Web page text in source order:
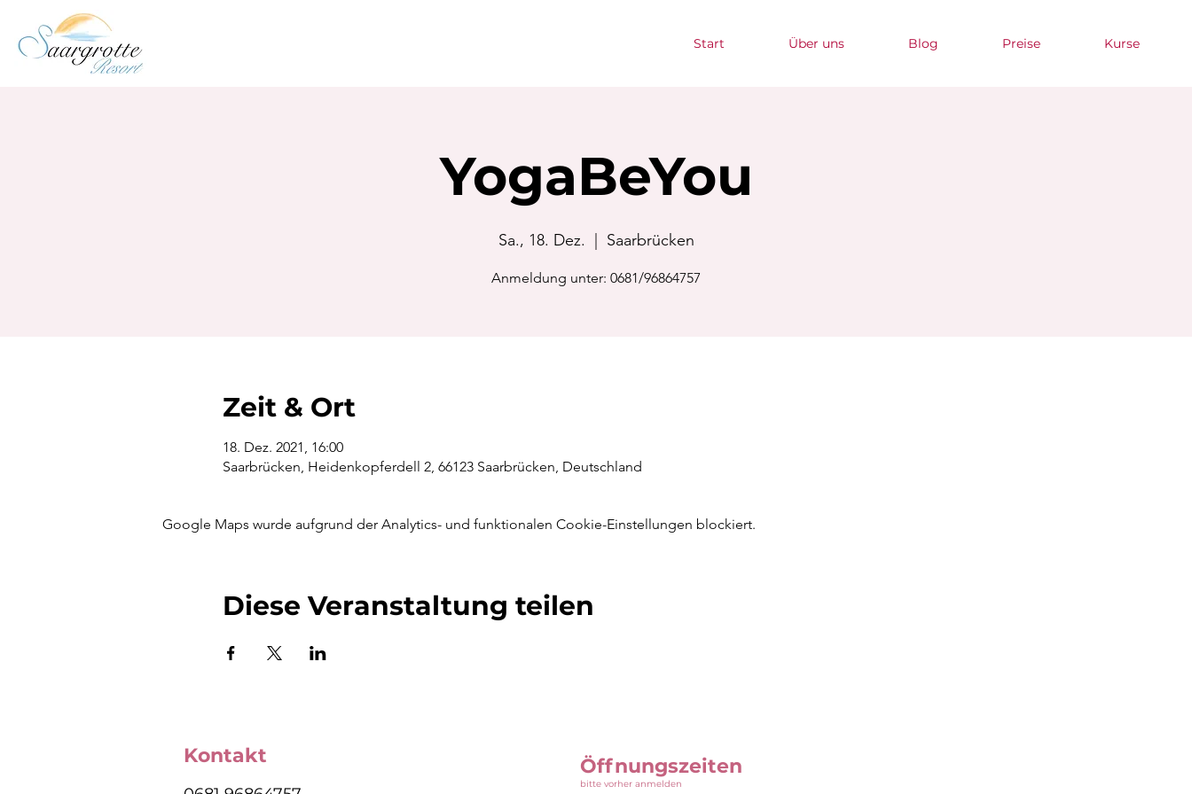
Start Über uns Blog Preise Kurse
YogaBeYou
Sa., 18. Dez. Saarbrücken
Anmeldung unter: 0681/96864757
Zeit & Ort
18. Dez. 2021, 16:00
Saarbrücken, Heidenkopferdell 2, 66123 Saarbrücken, Deutschland
Google Maps wurde aufgrund der Analytics- und funktionalen Cookie-Einstellungen blockiert.
Diese Veranstaltung teilen
Kontakt Öffnungszeiten
bitte vorher anmelden